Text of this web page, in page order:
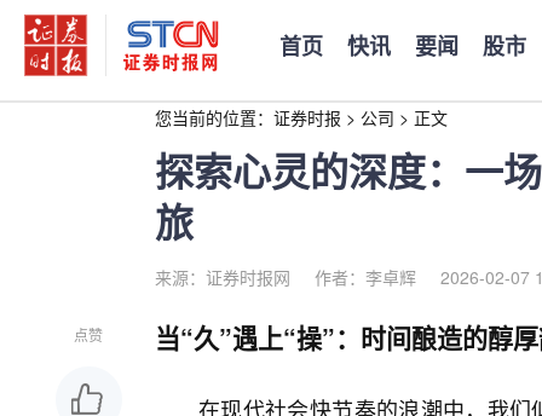
首页 快讯 要闻 股市
您当前的位置： 证券时报 > 公司 > 正文
探索心灵的深度：一
旅
来源：证券时报网 作者：李卓辉 2026-02-07
点赞 当“久”遇上“操”：时间酿造的醇
在现代社会快节奏的浪潮中，我们